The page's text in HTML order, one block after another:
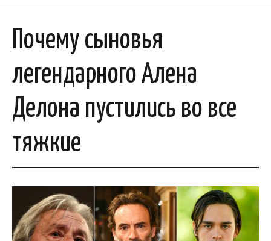
Почему сыновья
легендарного Алена
Делона пустились во все
тяжкие